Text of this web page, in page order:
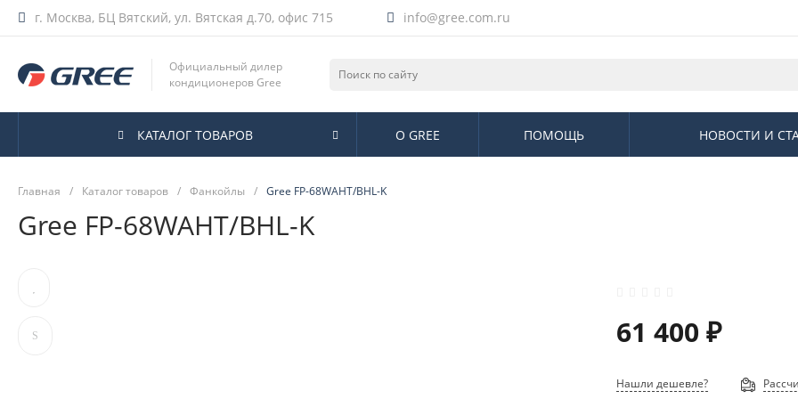
г. Москва, БЦ Вятский, ул. Вятская д.70, офис 715 info@gree.com.ru
Официальный дилер
кондиционеров Gree
КАТАЛОГ ТОВАРОВ О GREE ПОМОЩЬ НОВОСТИ И
Главная / Каталог товаров / Фанкойлы / Gree FP-68WAHT/BHL-K
Gree FP-68WAHT/BHL-K
61 400 ₽
Нашли дешевле?